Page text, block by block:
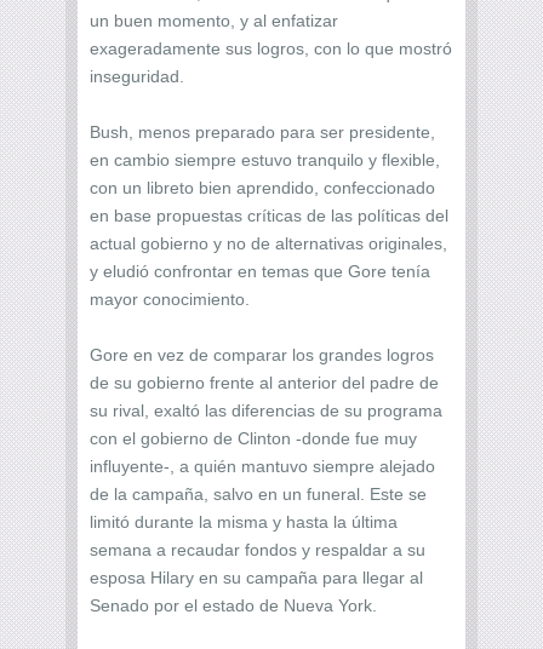
un buen momento, y al enfatizar
exageradamente sus logros, con lo que mostró
inseguridad.
Bush, menos preparado para ser presidente,
en cambio siempre estuvo tranquilo y flexible,
con un libreto bien aprendido, confeccionado
en base propuestas críticas de las políticas del
actual gobierno y no de alternativas originales,
y eludió confrontar en temas que Gore tenía
mayor conocimiento.
Gore en vez de comparar los grandes logros
de su gobierno frente al anterior del padre de
su rival, exaltó las diferencias de su programa
con el gobierno de Clinton -donde fue muy
influyente-, a quién mantuvo siempre alejado
de la campaña, salvo en un funeral. Este se
limitó durante la misma y hasta la última
semana a recaudar fondos y respaldar a su
esposa Hilary en su campaña para llegar al
Senado por el estado de Nueva York.